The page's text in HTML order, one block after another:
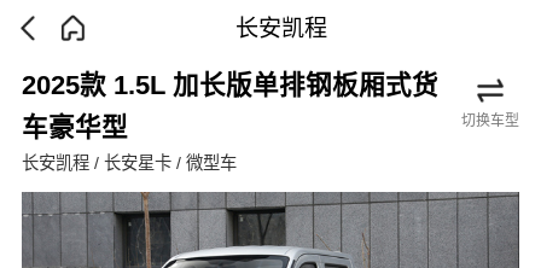
长安凯程
2025款 1.5L 加长版单排钢板厢式货
车豪华型
长安凯程 / 长安星卡 / 微型车
切换车型